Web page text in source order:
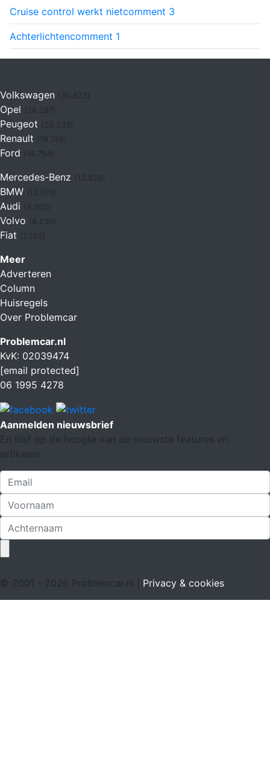
Cruise control werkt nietcomment 3
Achterlichtencomment 1
Volkswagen (30.623)
Opel
Peugeot
Renault (19.746)
Ford (14.754)
Mercedes-Benz
BMW (12.076)
Audi
Volvo
Fiat (7.262)
Meer
Adverteren
Column
Huisregels
Over Problemcar
Problemcar.nl
KvK: 02039474
[email protected]
06 1995 4278
Aanmelden nieuwsbrief
En blijf op de hoogte van de nieuwste features en
artikelen
© 2001 - 2026 Problemcar.nl | Privacy & cookies